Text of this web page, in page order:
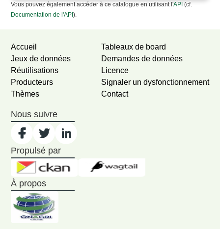
Vous pouvez également accéder à ce catalogue en utilisant l'API (cf.
Documentation de l'API).
Accueil
Jeux de données
Réutilisations
Producteurs
Thèmes
Tableaux de board
Demandes de données
Licence
Signaler un dysfonctionnement
Contact
Nous suivre
Propulsé par
À propos